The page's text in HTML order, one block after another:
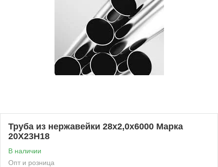
Труба из нержавейки 28х2,0х6000 Марка
20Х23Н18
В наличии
Опт и розница